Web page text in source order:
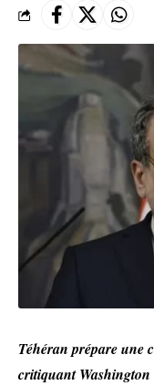
Téhéran prépare une
critiquant Washington